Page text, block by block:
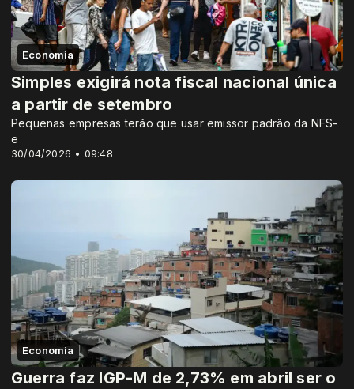
Economia
30/04/2026 • 09:48
Simples exigirá nota fiscal nacional única
a partir de setembro
Pequenas empresas terão que usar emissor padrão da NFS-
e
Economia
Guerra faz IGP-M de 2,73% em abril ser o